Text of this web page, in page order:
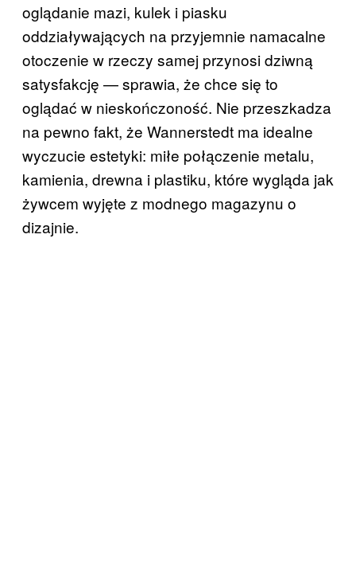
oglądanie mazi, kulek i piasku
oddziaływających na przyjemnie namacalne
otoczenie w rzeczy samej przynosi dziwną
satysfakcję — sprawia, że chce się to
oglądać w nieskończoność. Nie przeszkadza
na pewno fakt, że Wannerstedt ma idealne
wyczucie estetyki: miłe połączenie metalu,
kamienia, drewna i plastiku, które wygląda jak
żywcem wyjęte z modnego magazynu o
dizajnie.